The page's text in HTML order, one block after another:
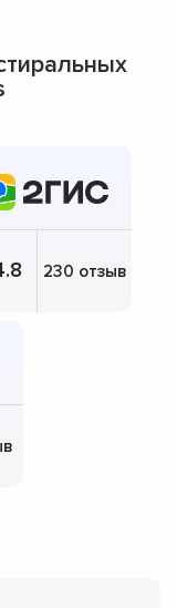
230 отзыв